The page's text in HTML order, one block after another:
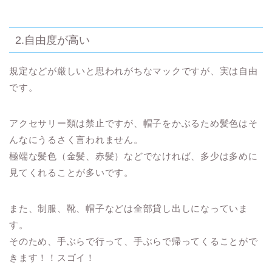
2.自由度が高い
規定などが厳しいと思われがちなマックですが、 実は自由
です。
アクセサリー類は禁止ですが、帽子をかぶるため髪色はそ
んなにうるさく言われません。
極端な髪色（金髪、赤髪）などでなければ、多少は多めに
見てくれることが多いです。
また、制服、靴、帽子などは全部貸し出しになっていま
す。
そのため、手ぶらで行って、手ぶらで帰ってくることがで
きます！！スゴイ！